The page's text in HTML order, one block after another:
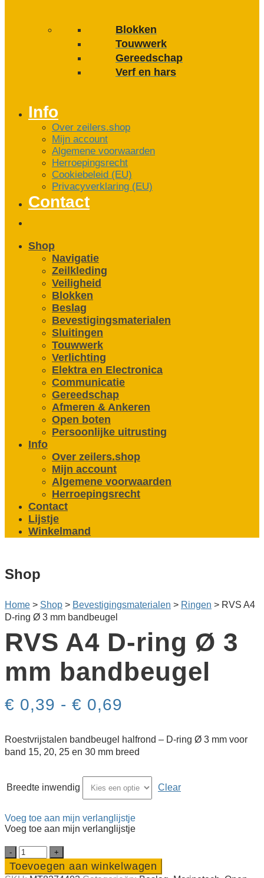
Blokken
Touwwerk
Gereedschap
Verf en hars
Info
Over zeilers.shop
Mijn account
Algemene voorwaarden
Herroepingsrecht
Cookiebeleid (EU)
Privacyverklaring (EU)
Contact
Shop
Navigatie
Zeilkleding
Veiligheid
Blokken
Beslag
Bevestigings­­materialen
Sluitingen
Touwwerk
Verlichting
Elektra en Electronica
Communicatie
Gereedschap
Afmeren & Ankeren
Open boten
Persoonlijke uitrusting
Info
Over zeilers.shop
Mijn account
Algemene voorwaarden
Herroepingsrecht
Contact
Lijstje
Winkelmand
Shop
Home > Shop > Bevestigings­­materialen > Ringen > RVS A4
D-ring Ø 3 mm bandbeugel
RVS A4 D-ring Ø 3
mm bandbeugel
€ 0,39 - € 0,69
€ 0,69
Roestvrijstalen bandbeugel halfrond – D-ring Ø 3 mm voor
band 15, 20, 25 en 30 mm breed
Breedte inwendig Clear
Voeg toe aan mijn verlanglijstje
Voeg toe aan mijn verlanglijstje
RVS
A4
D-Toevoegen aan winkelwagen